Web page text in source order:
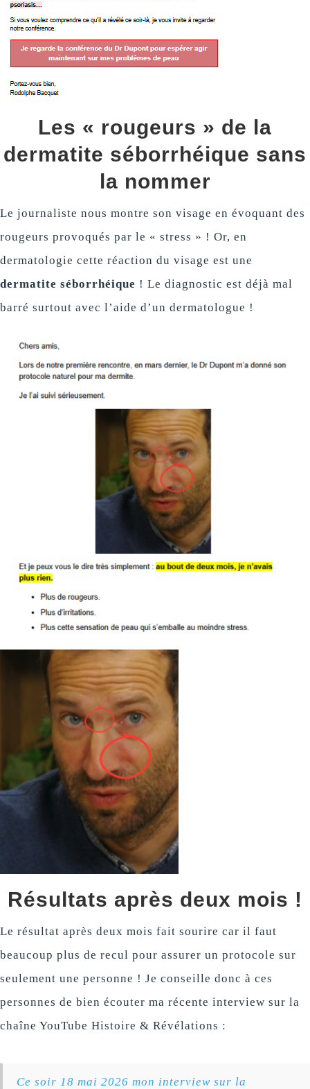
Les « rougeurs » de la
dermatite séborrhéique sans
la nommer
Le journaliste nous montre son visage en évoquant des
rougeurs provoqués par le « stress » ! Or, en
dermatologie cette réaction du visage est une
dermatite séborrhéique ! Le diagnostic est déjà mal
barré surtout avec l’aide d’un dermatologue !
Résultats après deux mois !
Le résultat après deux mois fait sourire car il faut
beaucoup plus de recul pour assurer un protocole sur
seulement une personne ! Je conseille donc à ces
personnes de bien écouter ma récente interview sur la
chaîne YouTube Histoire & Révélations :
Ce soir 18 mai 2026 mon interview sur la